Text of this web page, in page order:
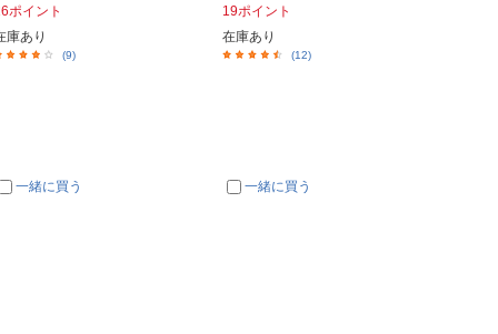
ポイント
庫あり
(9)
一緒に買う
19ポイント
在庫あり
(12)
一緒に買う